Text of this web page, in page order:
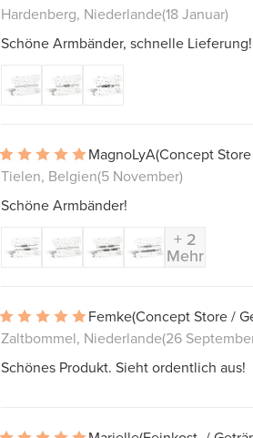
Hardenberg, Niederlande(18 Januar)
Schöne Armbänder, schnelle Lieferung!
MagnoLyA(Concept
Tielen, Belgien(5 November)
Schöne Armbänder!
+ 2
Mehr
Femke(Concept Store /
Zaltbommel, Niederlande(26
Schönes Produkt. Sieht ordentlich aus!